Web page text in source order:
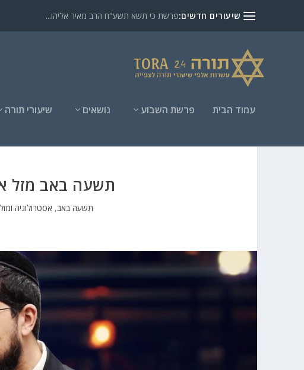
שיעורים חדשים:פרשת כי תשא תשע"ח הרב מאיר אליהו...
עמוד הבית פרשת השבוע נושאים שיעורי תורה
תשעה באב מזל
תשעה באב, אסטרולוגיה